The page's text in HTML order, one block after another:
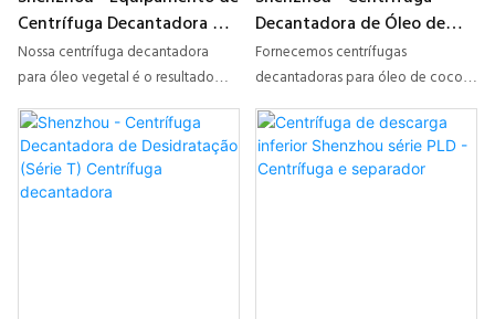
Centrífuga Decantadora de
Óleo Vegetal
Nossa centrífuga decantadora
para óleo vegetal é o resultado
perfeito da combinação do
desempenho ideal de todas as
matérias-primas utilizadas. Graças a
isso, a centrífuga decantadora,
centrífuga de discos, centrífuga
Decantadora de Óleo de
Coco
Fornecemos centrífugas
decantadoras para óleo de coco
que atendem às mais recentes
exigências industriais e cumprem
os mais altos padrões de qualidade
e segurança para garantir longa